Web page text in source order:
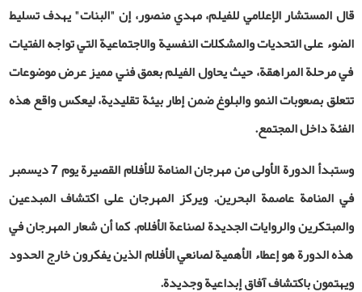
قال المستشار الإعلامي للفيلم، مهدي منصور، إن "البنات" يهدف تسليط
الضوء على التحديات والمشكلات النفسية والاجتماعية التي تواجه الفتيات
في مرحلة المراهقة، حيث يحاول الفيلم بعمق فني مميز عرض موضوعات
تتعلق بصعوبات النمو والبلوغ ضمن إطار بيئة تقليدية، ليعكس واقع هذه
الفئة داخل المجتمع.
وستبدأ الدورة الأولى من مهرجان المنامة للأفلام القصيرة يوم 7 ديسمبر
في المنامة عاصمة البحرين. ويركز المهرجان على اكتشاف المبدعين
والمبتكرين والروايات الجديدة لصناعة الأفلام. كما أن شعار المهرجان في
هذه الدورة هو إعطاء الأهمية لصانعي الأفلام الذين يفكرون خارج الحدود
ويهتمون باكتشاف آفاق إبداعية وجديدة.